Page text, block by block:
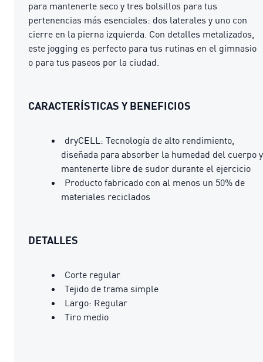
para mantenerte seco y tres bolsillos para tus
pertenencias más esenciales: dos laterales y uno con
cierre en la pierna izquierda. Con detalles metalizados,
este jogging es perfecto para tus rutinas en el gimnasio
o para tus paseos por la ciudad.
CARACTERÍSTICAS Y BENEFICIOS
dryCELL: Tecnología de alto rendimiento,
diseñada para absorber la humedad del cuerpo y
mantenerte libre de sudor durante el ejercicio
Producto fabricado con al menos un 50% de
materiales reciclados
DETALLES
Corte regular
Tejido de trama simple
Largo: Regular
Tiro medio